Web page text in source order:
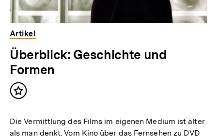
Artikel
Überblick: Geschichte und
Formen
Inhalt
Die Vermittlung des Films im eigenen Medium ist älter
als man denkt. Vom Kino über das Fernsehen zu DVD